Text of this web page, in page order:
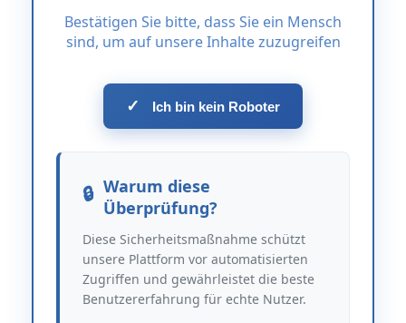
Bestätigen Sie bitte, dass Sie ein Mensch
sind, um auf unsere Inhalte zuzugreifen
✓ Ich bin kein Roboter
Warum diese
Überprüfung?
Diese Sicherheitsmaßnahme schützt
unsere Plattform vor automatisierten
Zugriffen und gewährleistet die beste
Benutzererfahrung für echte Nutzer.